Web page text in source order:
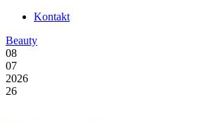
Kontakt
Beauty
08
07
2026
26